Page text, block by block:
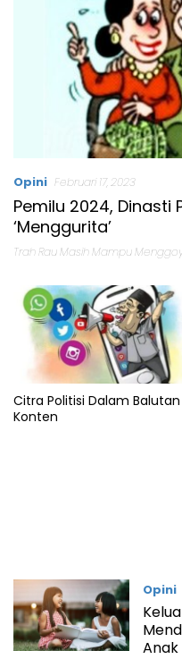
Opini Februari 17, 2023
Pemilu 2024, Dinasti
‘Menggurita’
Trah Rau Masih Mampu
Citra Politisi Dalam Balutan
Konten
Opini
Anak